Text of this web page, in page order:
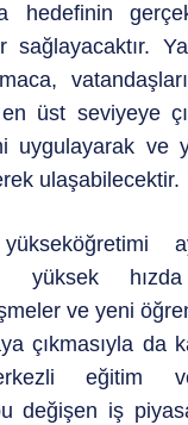
hedefinin
sağlayacaktır.
üst seviyeye
uygulayarak ve
ulaşabilecektir.
yüksek
ve yeni
çıkmasıyla da
eğitim
değişen iş